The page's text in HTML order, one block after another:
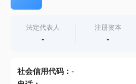
查产地
法定代表人
-
注册资本
-
社会信用代码： -